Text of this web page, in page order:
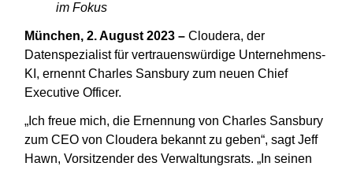
im Fokus
München, 2. August 2023 – Cloudera, der
Datenspezialist für vertrauenswürdige Unternehmens-
KI, ernennt Charles Sansbury zum neuen Chief
Executive Officer.
„Ich freue mich, die Ernennung von Charles Sansbury
zum CEO von Cloudera bekannt zu geben“, sagt Jeff
Hawn, Vorsitzender des Verwaltungsrats. „In seinen